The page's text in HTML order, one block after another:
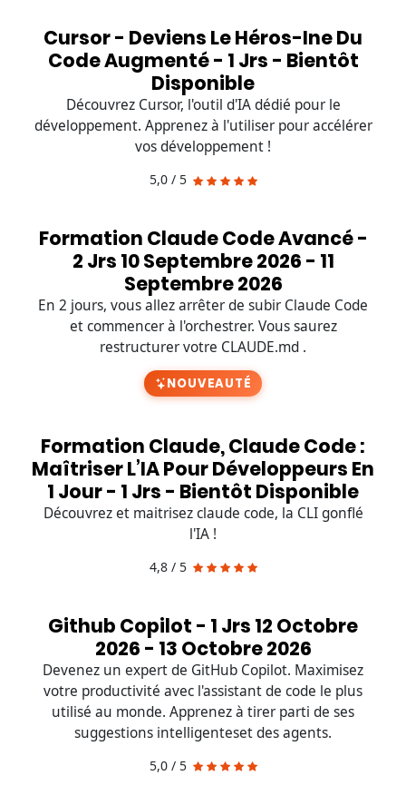
Cursor - Deviens Le Héros-Ine Du
Code Augmenté - 1 Jrs - Bientôt
Disponible
Découvrez Cursor, l'outil d'IA dédié pour le
développement. Apprenez à l'utiliser pour accélérer
vos développement !
5,0 / 5
Formation Claude Code Avancé -
2 Jrs 10 Septembre 2026 - 11
Septembre 2026
En 2 jours, vous allez arrêter de subir Claude Code
et commencer à l'orchestrer. Vous saurez
restructurer votre CLAUDE.md .
NOUVEAUTÉ
Formation Claude, Claude Code :
Maîtriser L’IA Pour Développeurs En
1 Jour - 1 Jrs - Bientôt Disponible
Découvrez et maitrisez claude code, la CLI gonflé
l'IA !
4,8 / 5
Github Copilot - 1 Jrs 12 Octobre
2026 - 13 Octobre 2026
Devenez un expert de GitHub Copilot. Maximisez
votre productivité avec l'assistant de code le plus
utilisé au monde. Apprenez à tirer parti de ses
suggestions intelligenteset des agents.
5,0 / 5